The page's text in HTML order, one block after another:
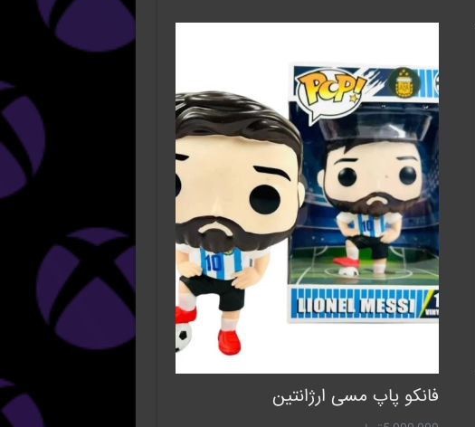
فانکو پاپ مسی ارژانتین